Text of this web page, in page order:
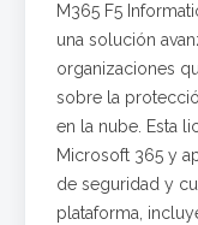
M365 F5
una solución
organizaciones
sobre la
en la nube. Esta
Microsoft 365 y
de seguridad y
plataforma,